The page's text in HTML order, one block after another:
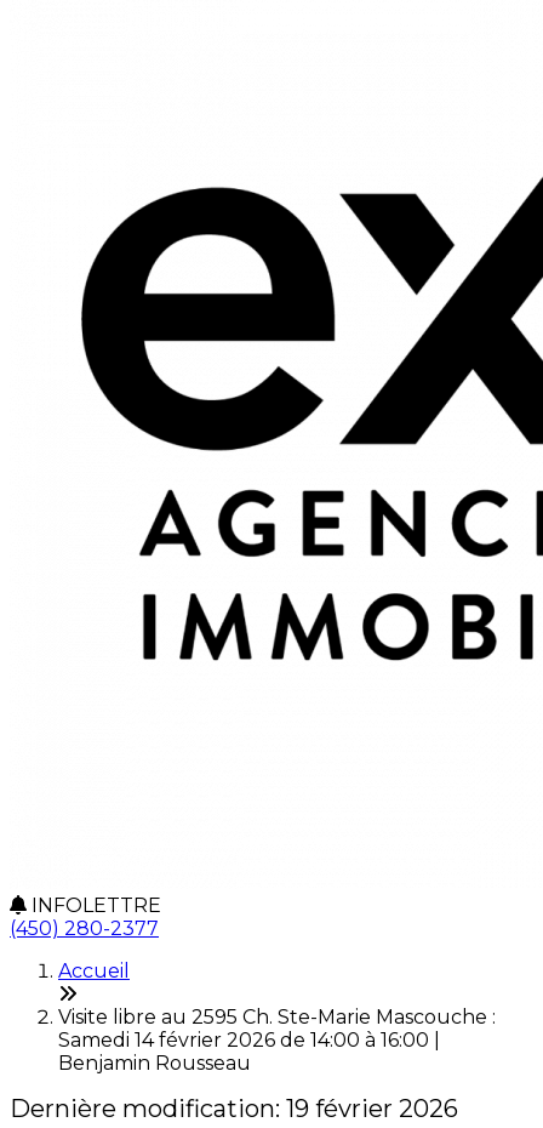
INFOLETTRE
(450) 280-2377
Accueil
Visite libre au 2595 Ch. Ste-Marie Mascouche :
Samedi 14 février 2026 de 14:00 à 16:00 |
Benjamin Rousseau
Dernière modification: 19 février 2026